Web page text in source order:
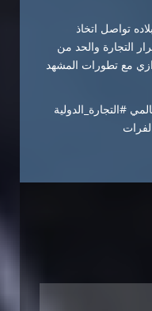
تواصل اتخاذ
التجارة والحد من
مع تطورات المشهد
#التجارة_الدولية